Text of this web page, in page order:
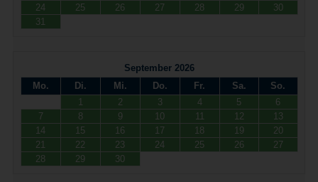
24
25 26 27 28 29
30
31
September 2026
Mo.
Di. Mi. Do. Fr. Sa.
So.
1
2 3 4 5
6
7
8 9 10 11 12
13
14
15 16 17 18 19
20
21
22 23 24 25 26
27
28
29 30